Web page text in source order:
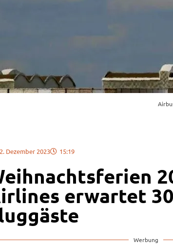
Dezember 2023 15:19
erwartet
Werbung